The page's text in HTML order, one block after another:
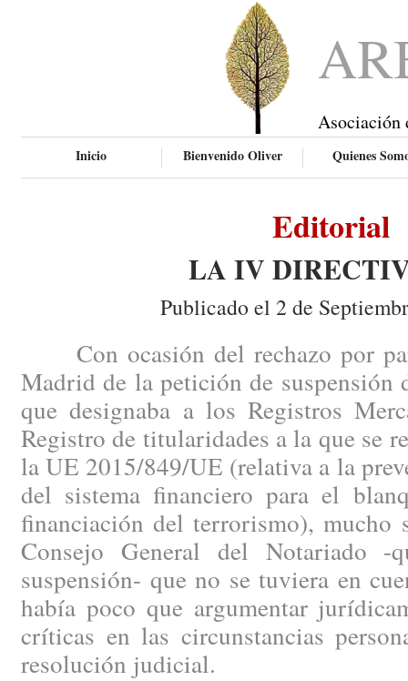
Asociación
Inicio Bienvenido Oliver Quienes
Editorial
LA IV
Publicado el 2 de
Con ocasión del rechazo por
Madrid de la petición de
que designaba a los Registros
Registro de titularidades a la que se
la UE 2015/849/UE (relativa a la
del sistema financiero para el
financiación del terrorismo),
Consejo General del Notariado -
suspensión- que no se tuviera en
había poco que argumentar
críticas en las circunstancias
resolución judicial.